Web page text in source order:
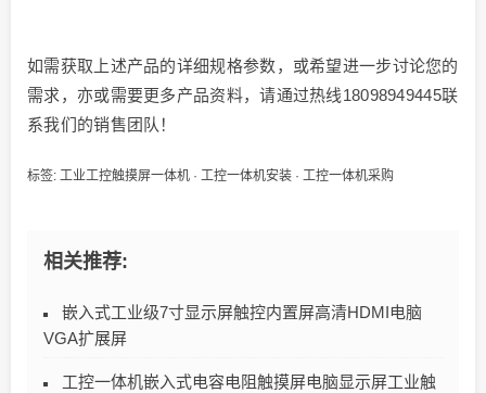
如需获取上述产品的详细规格参数，或希望进一步讨论您的
需求，亦或需要更多产品资料，请通过热线18098949445联
系我们的销售团队！
标签: 工业工控触摸屏一体机 · 工控一体机安装 · 工控一体机采购
相关推荐:
嵌入式工业级7寸显示屏触控内置屏高清HDMI电脑
VGA扩展屏
工控一体机嵌入式电容电阻触摸屏电脑显示屏工业触